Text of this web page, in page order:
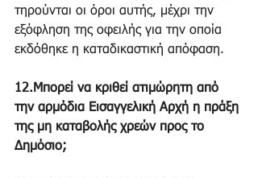
τηρούνται οι όροι αυτής, μέχρι την
εξόφληση της οφειλής για την οποία
εκδόθηκε η καταδικαστική απόφαση.
12.Μπορεί να κριθεί ατιμώρητη από
την αρμόδια Εισαγγελική Αρχή η πράξη
της μη καταβολής χρεών προς το
Δημόσιο;